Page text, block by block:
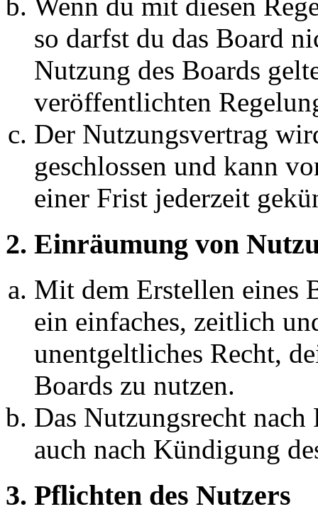
so darfst du das Board
Nutzung des Boards
veröffentlichten
Der Nutzungsvertrag
geschlossen und kann
einer Frist jederzeit
2. Einräumung von
Mit dem Erstellen eines
ein einfaches, zeitlich
unentgeltliches Recht,
Boards zu nutzen.
Das Nutzungsrecht
auch nach Kündigung
3. Pflichten des Nutzers